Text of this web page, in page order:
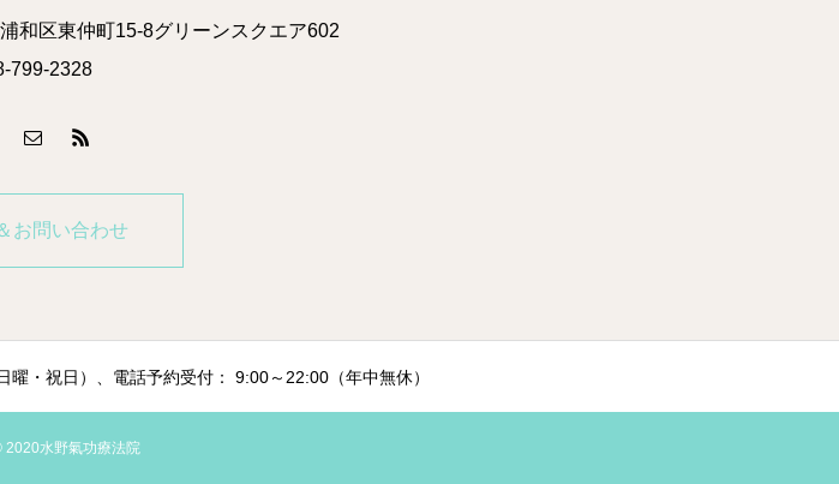
和区東仲町15-8グリーンスクエア602
799-2328
お問い合わせ
・祝日）、電話予約受付： 9:00～22:00（年中無休）
水野氣功療法院